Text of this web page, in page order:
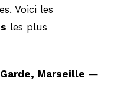
Voici les
les plus
Marseille —